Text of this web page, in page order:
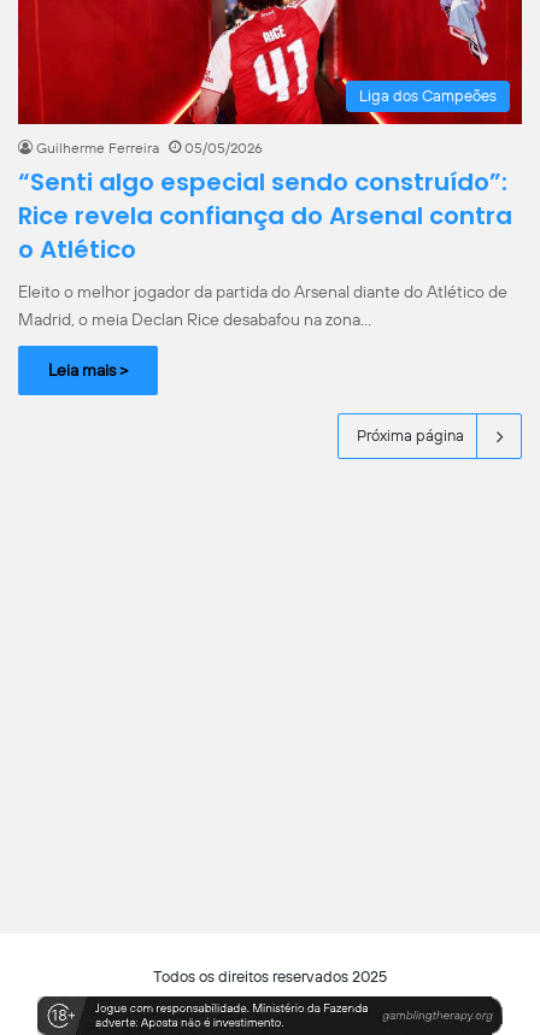
Liga dos Campeões
Guilherme Ferreira 05/05/2026
“Senti algo especial sendo construído”:
Rice revela confiança do Arsenal contra
o Atlético
Eleito o melhor jogador da partida do Arsenal diante do Atlético de
Madrid, o meia Declan Rice desabafou na zona…
Leia mais >
Próxima página
Todos os direitos reservados 2025